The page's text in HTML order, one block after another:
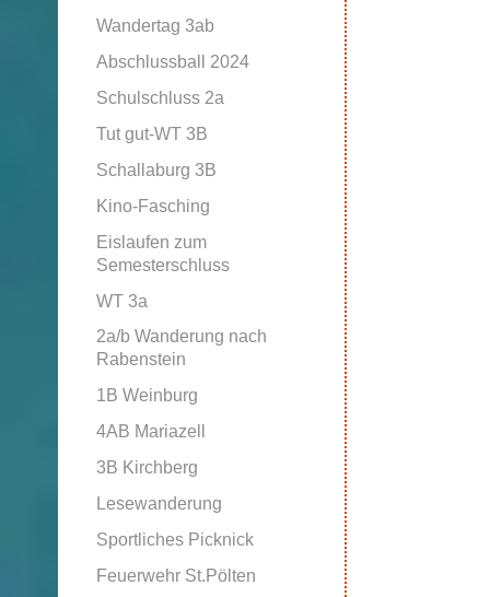
Wandertag 3ab
Abschlussball 2024
Schulschluss 2a
Tut gut-WT 3B
Schallaburg 3B
Kino-Fasching
Eislaufen zum
Semesterschluss
WT 3a
2a/b Wanderung nach
Rabenstein
1B Weinburg
4AB Mariazell
3B Kirchberg
Lesewanderung
Sportliches Picknick
Feuerwehr St.Pölten